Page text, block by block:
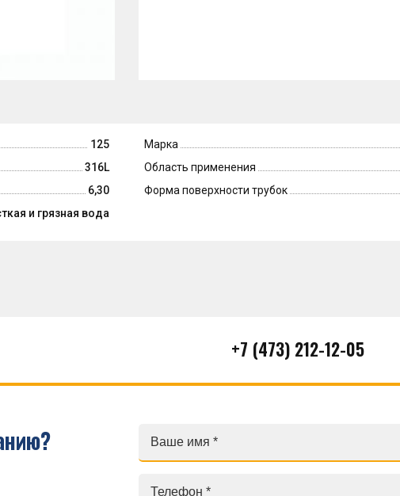
125 Марка
316L Область применения
6,30 Форма поверхности трубок
и грязная вода
+7 (473) 212-12-05